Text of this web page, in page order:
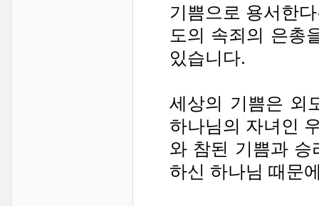
기쁨으로 용서한
도의 속죄의 은총
있습니다.
세상의 기쁨은 외
하나님의 자녀인
와 참된 기쁨과 승
하신 하나님 때문